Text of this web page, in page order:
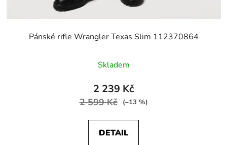
Pánské rifle Wrangler Texas Slim 112370864
Skladem
2 239 Kč
2 599 Kč (–13 %)
DETAIL